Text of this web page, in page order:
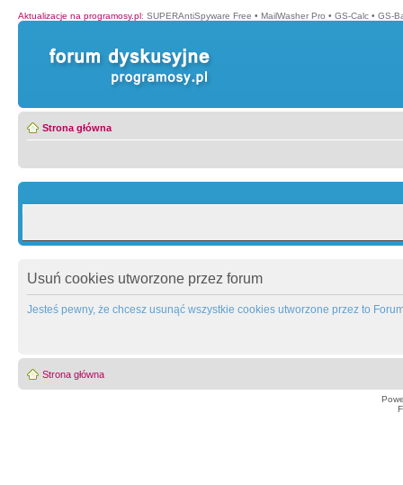
Aktualizacje na programosy.pl: SUPERAntiSpyware Free • MailWasher Pro • GS-Calc • GS-
Strona główna
Usuń cookies utworzone przez forum
Jesteś pewny, że chcesz usunąć wszystkie cookies utworzone przez to
Strona główna